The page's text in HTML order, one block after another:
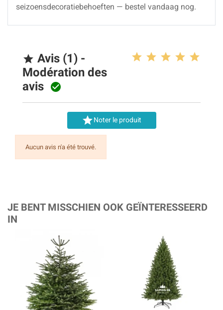
seizoensdecoratiebehoeften — bestel vandaag nog.
 Avis (1) -
Modération des
avis 
Noter le produit
Aucun avis n'a été trouvé.
JE BENT MISSCHIEN OOK GEÏNTERESSEERD
IN